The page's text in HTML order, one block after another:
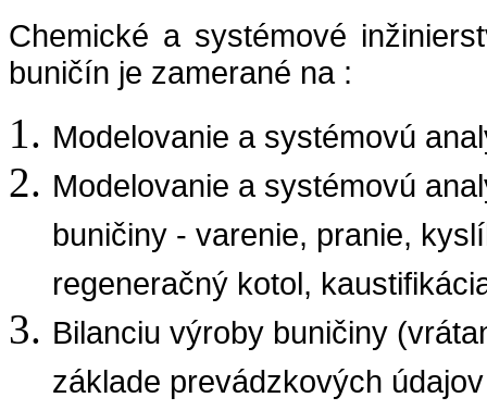
Chemické a systémové
buničín je zamerané na :
Modelovanie a systémovú
Modelovanie a systémovú
buničiny - varenie, pranie,
regeneračný kotol,
Bilanciu výroby buničiny
základe prevádzkových údajov